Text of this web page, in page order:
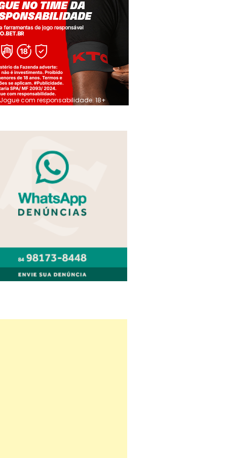
Jogue com responsabilidade. 18+